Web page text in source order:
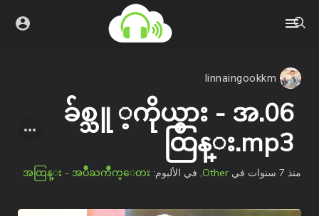
linnaingookkm
06.ခ်စ္သူ ့ကိုယ္စား - အ
ထြန္း.mp3
منذ 7 سنوات في Other, في الألبوم: အထြန္း - အပ်ိဳႀကိဳက္ေတး